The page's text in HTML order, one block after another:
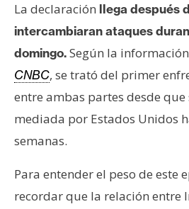
e
n
s
T
m
a
La declaración llega después
intercambiaran ataques
domingo.Según la
CNBC, se trató del primer
entre ambas partes desde
mediada por Estados Unidos
semanas.
Para entender el peso de este
recordar que la relación entre